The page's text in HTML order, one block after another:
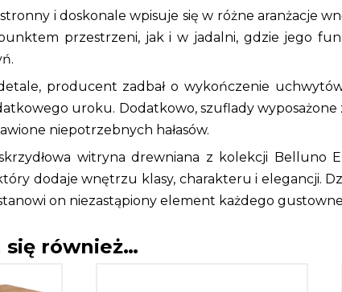
i doskonale wpisuje się w różne aranżacje
przestrzeni, jak i w jadalni, gdzie jego
producent zadbał o wykończenie
uroku. Dodatkowo, szuflady wyposażone
niepotrzebnych hałasów.
witryna drewniana z kolekcji
dodaje wnętrzu klasy, charakteru i elegancji.
on niezastąpiony element każdego
się również…